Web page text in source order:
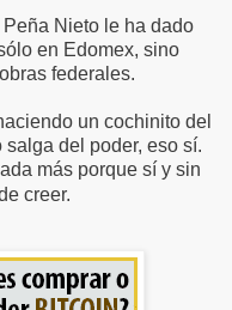
Nieto le ha dado
en Edomex, sino
federales.
un cochinito del
del poder, eso sí.
más porque sí y sin
creer.